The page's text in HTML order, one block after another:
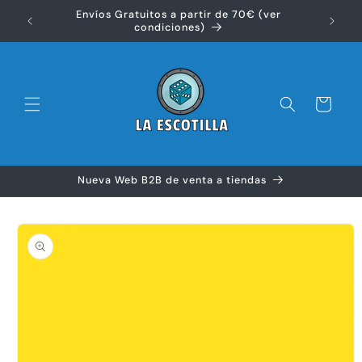
directamenteEnvíos Gratuitos a partir de 70€ (ver
condiciones)
Carrito
Nueva Web B2B de venta a tiendas
directamente
a la
información